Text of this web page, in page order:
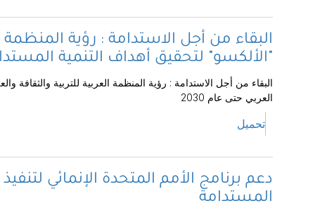
البقاء من أجل الاستدامة : رؤية المنظمة
"الألكسو" لتحقيق أهداف التنمية
البقاء من أجل الاستدامة : رؤية المنظمة العربية للتربية والثقافة
العربي حتى عام 2030
تحميل
المستدامة